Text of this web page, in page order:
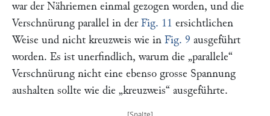
war der Nähriemen einmal gezogen worden, und die
Verschnürung parallel in der Fig. 11 ersichtlichen
Weise und nicht kreuzweis wie in Fig. 9 ausgeführt
worden. Es ist unerfindlich, warum die „parallele“
Verschnürung nicht eine ebenso grosse Spannung
aushalten sollte wie die „kreuzweis“ ausgeführte.